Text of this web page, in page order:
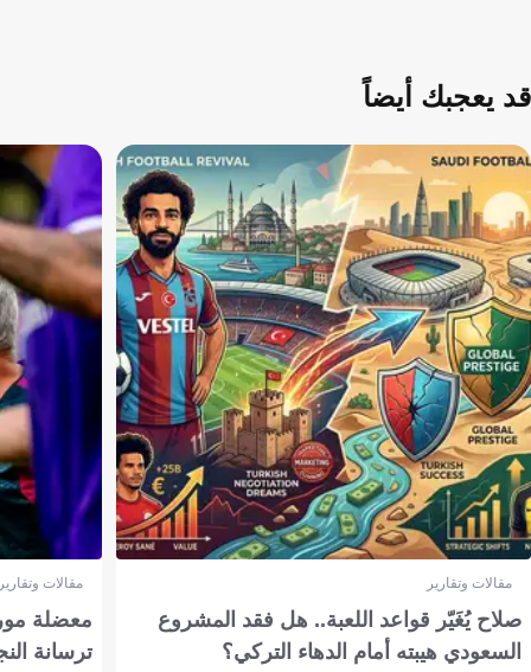
قد يعجبك أيضاً
مقالات وتقارير
صلاح يُغَيّر قواعد اللعبة.. هل فقد المشروع
السعودي هيبته أمام الدهاء التركي؟
مقالات
معضلة
ترسانة